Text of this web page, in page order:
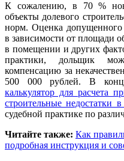
К сожалению, в 70 %
объекты долевого
норм. Оценка допущенного
в зависимости от площади
в помещении и других
практики, дольщик
компенсацию за
500 000 рублей. В
калькулятор для расчета
строительные недостатки
судебной практике по
Читайте также: Как
подробная инструкция и